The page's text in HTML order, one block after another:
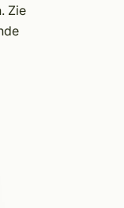
Zie